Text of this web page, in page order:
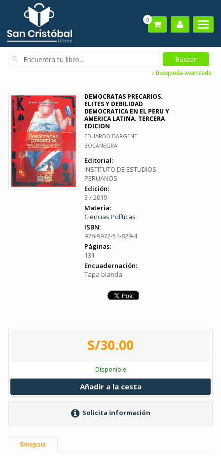
0
Busqueda avanzada
DEMOCRATAS PRECARIOS.
ELITES Y DEBILIDAD
DEMOCRATICA EN EL PERU Y
AMERICA LATINA. TERCERA
EDICION
EDUARDO DARGENT
BOCANEGRA
Editorial:
INSTITUTO DE ESTUDIOS
PERUANOS
Edición:
3 / 2019
Materia:
Ciencias Políticas
ISBN:
978-9972-51-829-4
Páginas:
131
Encuadernación:
Tapa blanda
S/30.00
Disponible
Añadir a la cesta
Solicita información
Sinopsis